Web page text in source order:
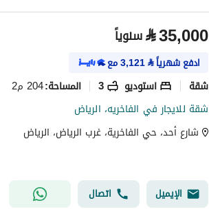
⃁35,000 سنوياً
ادفع شهرياً⃁
3,121مع
شقة استوديو 3 المساحة:204 م2
شقة للايجار في الفاخريه، الرياض
شارع أحد، حي الفاخرية، غرب الرياض، الرياض
الإيميل اتصال